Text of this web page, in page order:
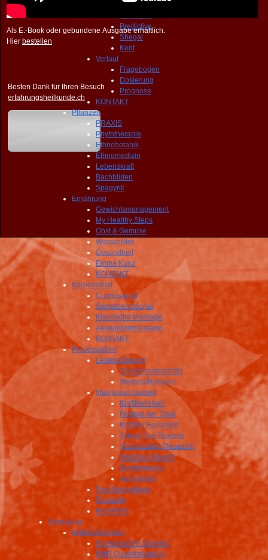
Schüssler
Predictive
Shegal
Kent
Verlauf
Fragebogen
Dosierung
Prognose
KONTAKT
Pflanzen
PRAXIS
Phytotherapie
Ethnobotanik
Ethnomedizin
Lebenskraft
Bachblüten
Spagyrik
Ernährung
Gewichtsmanagement
My Healthy Steps
Obst & Gemüse
Wasserfilter
Gesundheit
Emma Kunz
KONTAKT
Körperarbeit
Craniosacral
Somatoemotional
Klassische Massage
Akupunkturmassage
KONTAKT
Prozessarbeit
Lebensführung
Zeremonialmedizin
Weltbild/Religion
Imaginationsarbeit
Krafttierreisen
Festival der Tiere
Krafttier Heilarbeit
Totem Pole Process
Visualization Research
Wandlungskunst
Deepimagery
Ausbildung
Familiensysteme
Focusing
KONTAKT
Vergütung
Mitgliedschaften
Homöopathie Schweiz
EMR Qualitätslabel A
Als E.-Book oder gebundene Ausgabe erhältlich.
Hier bestellen
Besten Dank für Ihren Besuch
erfahrungsheilkunde.ch